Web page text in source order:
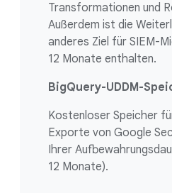
Transformationen und
Außerdem ist die
anderes Ziel für SIEM-
12 Monate enthalten.
BigQuery-UDDM-
Kostenloser Speicher
Exporte von Google
Ihrer
12 Monate).